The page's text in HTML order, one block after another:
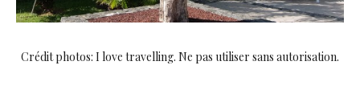
Crédit photos: I love travelling. Ne pas utiliser sans autorisation.